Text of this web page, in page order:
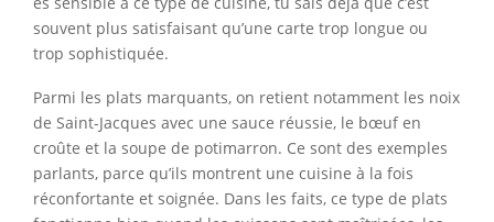
souvent plus satisfaisant qu’une carte trop longue ou
trop sophistiquée.
Parmi les plats marquants, on retient notamment les noix
de Saint-Jacques avec une sauce réussie, le bœuf en
croûte et la soupe de potimarron. Ce sont des exemples
parlants, parce qu’ils montrent une cuisine à la fois
réconfortante et soignée. Dans les faits, ce type de plats